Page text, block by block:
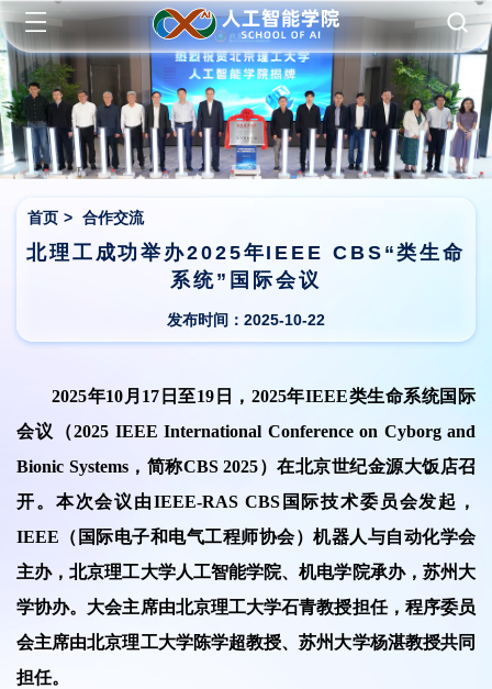
首页 > 合作交流
北理工成功举办2025年IEEE CBS“类生命
系统”国际会议
发布时间：2025-10-22
2025年10月17日至19日，2025年IEEE类生命系统国际
会议（2025 IEEE International Conference on Cyborg and
Bionic Systems，简称CBS 2025）在北京世纪金源大饭店召
开。本次会议由IEEE-RAS CBS国际技术委员会发起，
IEEE（国际电子和电气工程师协会）机器人与自动化学会
主办，北京理工大学人工智能学院、机电学院承办，苏州大
学协办。大会主席由北京理工大学石青教授担任，程序委员
会主席由北京理工大学陈学超教授、苏州大学杨湛教授共同
担任。